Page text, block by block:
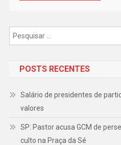
POSTS RECENTES
Salário de presidentes de
valores
SP: Pastor acusa GCM de
culto na Praça da Sé